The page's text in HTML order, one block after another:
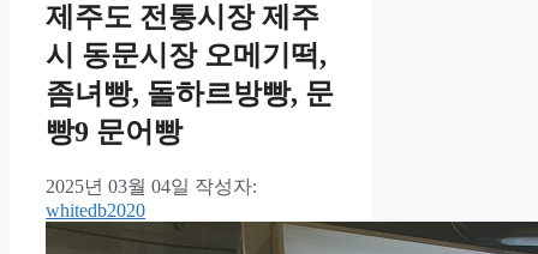
제주도 전통시장 제주
시 동문시장 오메기떡,
좀녀빵, 돌하르방빵, 문
빵9 문어빵
2025년 03월 04일 작성자:
whitedb2020